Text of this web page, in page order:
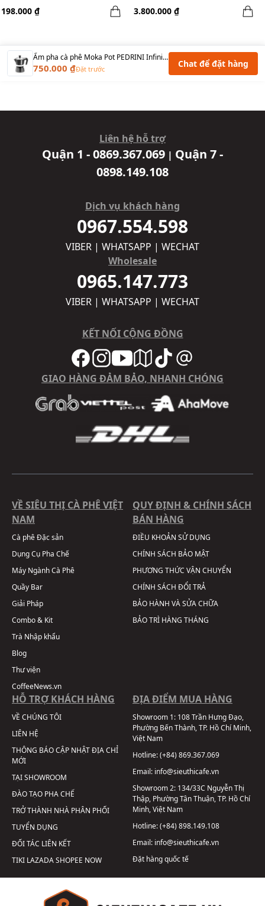
198.000 ₫ 3.800.000 ₫
Ấm pha cà phê Moka Pot PEDRINI Infinity Rock 3 Cups - Đen
750.000 ₫Đặt trước Chat để đặt hàng
Liên hệ hỗ trợ
Quận 1 - 0869.367.069 | Quận 7 -
0898.149.108
Dịch vụ khách hàng
0967.554.598
VIBER | WHATSAPP | WECHAT
Wholesale
0965.147.773
VIBER | WHATSAPP | WECHAT
KẾT NỐI CỘNG ĐỒNG
GIAO HÀNG ĐẢM BẢO, NHANH CHÓNG
VỀ SIÊU THỊ CÀ PHÊ VIỆT
NAM
Cà phê Đặc sản
Dụng Cụ Pha Chế
Máy Ngành Cà Phê
Quầy Bar
Giải Pháp
Combo & Kit
Trà Nhập khẩu
Blog
Thư viện
CoffeeNews.vn
QUY ĐỊNH & CHÍNH SÁCH
BÁN HÀNG
ĐIỀU KHOẢN SỬ DỤNG
CHÍNH SÁCH BẢO MẬT
PHƯƠNG THỨC VẬN CHUYỂN
CHÍNH SÁCH ĐỔI TRẢ
BẢO HÀNH VÀ SỬA CHỮA
BẢO TRÌ HÀNG THÁNG
HỖ TRỢ KHÁCH HÀNG
VỀ CHÚNG TÔI
LIÊN HỆ
THÔNG BÁO CẬP NHẬT ĐỊA CHỈ
MỚI
TẠI SHOWROOM
ĐÀO TẠO PHA CHẾ
TRỞ THÀNH NHÀ PHÂN PHỐI
TUYỂN DỤNG
ĐỐI TÁC LIÊN KẾT
TIKI LAZADASHOPEE NOW
ĐỊA ĐIỂM MUA HÀNG
Showroom 1: 108 Trần Hưng Đạo,
Phường Bến Thành, TP. Hồ Chí Minh,
Việt Nam
Hotline:(+84) 869.367.069
Email: info@sieuthicafe.vn
Showroom 2: 134/33C Nguyễn Thị
Thập, Phường Tân Thuận, TP. Hồ Chí
Minh, Việt Nam
Hotline:(+84) 898.149.108
Email: info@sieuthicafe.vn
Đặt hàng quốc tế